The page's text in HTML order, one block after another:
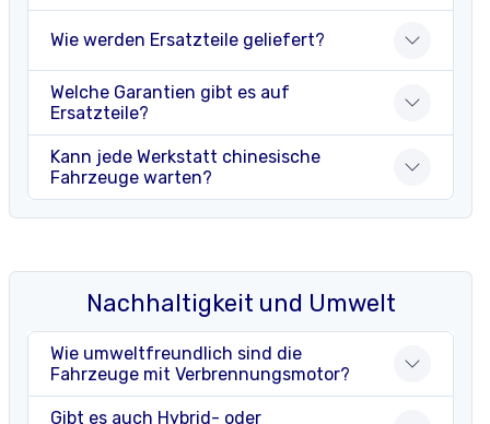
Wie werden Ersatzteile geliefert?
Welche Garantien gibt es auf
Ersatzteile?
Kann jede Werkstatt chinesische
Fahrzeuge warten?
Nachhaltigkeit und Umwelt
Wie umweltfreundlich sind die
Fahrzeuge mit Verbrennungsmotor?
Gibt es auch Hybrid- oder